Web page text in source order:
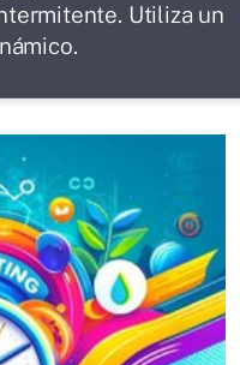
Utiliza un